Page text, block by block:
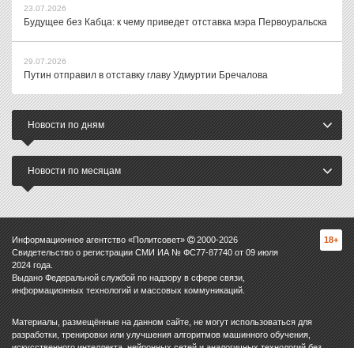
23.07.2026
Будущее без Кабца: к чему приведет отставка мэра Первоуральска
29.07.2026
Путин отправил в отставку главу Удмуртии Бречалова
Новости по дням
Новости по месяцам
Информационное агентство «Политсовет» 2000-2026
Свидетельство о регистрации СМИ ИА № ФС77-87740 от 09 июля
2024 года.
Выдано Федеральной службой по надзору в сфере связи,
информационных технологий и массовых коммуникаций.
18+
Материалы, размещённые на данном сайте, не могут использоваться для
разработки, тренировки или улучшения алгоритмов машинного обучения,